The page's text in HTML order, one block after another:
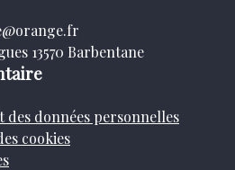
13570 Barbentane
données personnelles
cookies